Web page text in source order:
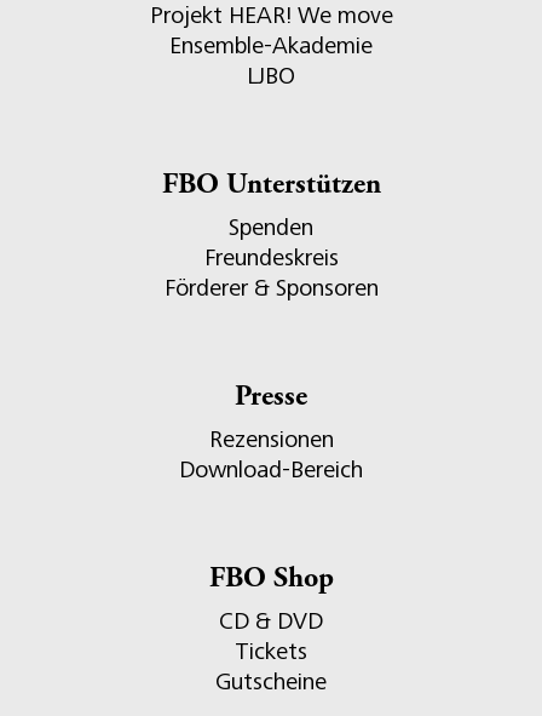
Projekt HEAR! We move
Ensemble-Akademie
LJBO
FBO Unterstützen
Spenden
Freundeskreis
Förderer & Sponsoren
Presse
Rezensionen
Download-Bereich
FBO Shop
CD & DVD
Tickets
Gutscheine